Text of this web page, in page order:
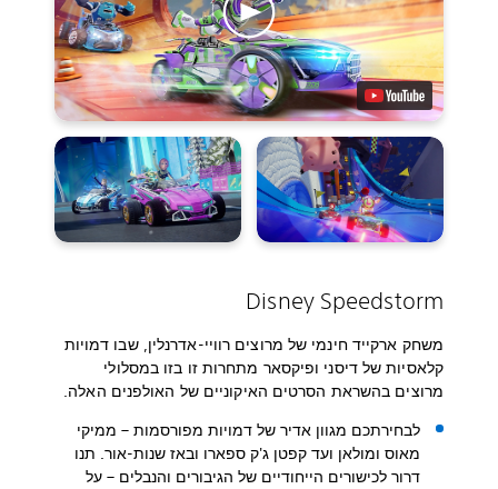
Disney Speedstorm
משחק ארקייד חינמי של מרוצים רוויי-אדרנלין, שבו דמויות
קלאסיות של דיסני ופיקסאר מתחרות זו בזו במסלולי
מרוצים בהשראת הסרטים האיקוניים של האולפנים האלה.
לבחירתכם מגוון אדיר של דמויות מפורסמות – ממיקי
מאוס ומולאן ועד קפטן ג'ק ספארו ובאז שנות-אור. תנו
דרור לכישורים הייחודיים של הגיבורים והנבלים – על